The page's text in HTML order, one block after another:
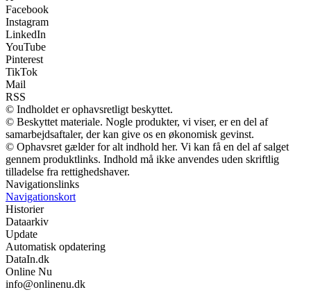
Facebook
Instagram
LinkedIn
YouTube
Pinterest
TikTok
Mail
RSS
© Indholdet er ophavsretligt beskyttet.
© Beskyttet materiale. Nogle produkter, vi viser, er en del af
samarbejdsaftaler, der kan give os en økonomisk gevinst.
© Ophavsret gælder for alt indhold her. Vi kan få en del af salget
gennem produktlinks. Indhold må ikke anvendes uden skriftlig
tilladelse fra rettighedshaver.
Navigationslinks
Navigationskort
Historier
Dataarkiv
Update
Automatisk opdatering
DataIn.dk
Online Nu
info@onlinenu.dk